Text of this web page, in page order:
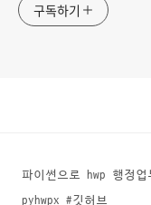
구독하기
파이썬으로 hwp 행정
pyhwpx #깃허브